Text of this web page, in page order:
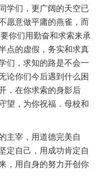
学们，更广阔的天空已
愿意做平庸的燕雀，而
你们用勤奋和求索来承
点的虚假，务实和求真
们，求知的路是不会一
论你们今后遇到什么困
．在你求索的身影后
望，为你祝福．母校和
宰，用道德完美自
定自己，用成功肯定自
，用自身的努力开创你